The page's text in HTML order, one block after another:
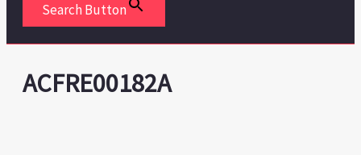
Search Button
ACFRE00182A